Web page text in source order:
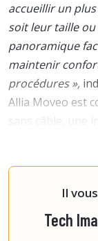
accueillir un
soit leur taille
panoramique
maintenir
procédures »,
Allia Moveo est
sans câble, une
Il
Tech